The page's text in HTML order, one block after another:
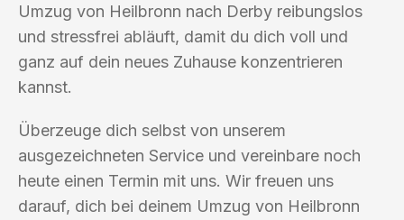
Umzug von Heilbronn nach Derby reibungslos
und stressfrei abläuft, damit du dich voll und
ganz auf dein neues Zuhause konzentrieren
kannst.
Überzeuge dich selbst von unserem
ausgezeichneten Service und vereinbare noch
heute einen Termin mit uns. Wir freuen uns
darauf, dich bei deinem Umzug von Heilbronn